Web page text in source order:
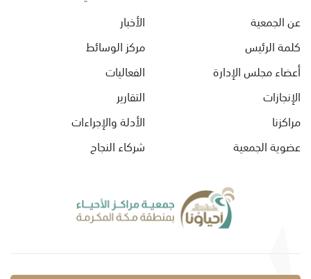
عن الجمعية
كلمة الرئيس
أعضاء مجلس الإدارة
الإنجازات
مراكزنا
عضوية الجمعية
الأخبار
مركز الوسائط
الفعاليات
التقارير
الأدلة والإجراءات
شركاء النجاح